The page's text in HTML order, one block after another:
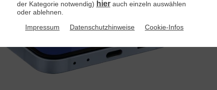
der Kategorie notwendig) hierauch einzeln auswählen
oder ablehnen.
Impressum Datenschutzhinweise Cookie-Infos